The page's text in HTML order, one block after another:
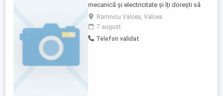
mecanică și electricitate și îți dorești să
lucrezi într-un mediu dinamic și inovator?
Alătură-te echipei noastre din Râmnicu
Vâlcea ca Electrician și Mecanic de
Mentenanță, unde vei avea ocazia să
Ramnicu Valcea, Valcea
7 august
Telefon validat